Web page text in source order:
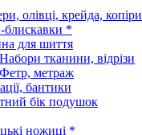
олівці, крейда, копіри
блискавки *
для шиття
Набори тканини, відрізи
Фетр, метраж
бантики
бік подушок
ножиці *